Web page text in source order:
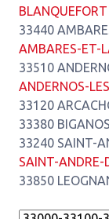
BLANQUEFORT
33440
AMBARES-ET-
33510
ANDERNOS-
33120
33380
33240 SAINT-
SAINT-ANDRE-
33850